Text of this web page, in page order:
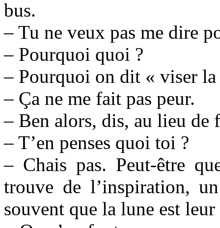
bus.
– Tu ne veux pas me dire
– Pourquoi quoi ?
– Pourquoi on dit « viser la
– Ça ne me fait pas peur.
– Ben alors, dis, au lieu de
– T’en penses quoi toi ?
– Chais pas. Peut-être
trouve de l’inspiration,
souvent que la lune est leur